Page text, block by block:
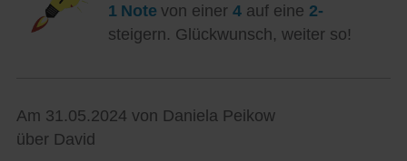
1 Notevon einer4auf eine 2-
steigern. Glückwunsch, weiter so!
Am 31.05.2024 von Daniela Peikow
über David